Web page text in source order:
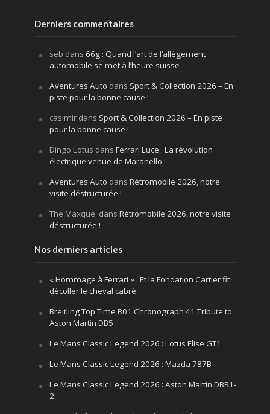
Derniers commentaires
seb dans 66g : Quand l’art de l’allègement
automobile se met à l’heure suisse
Aventures Auto dans Sport & Collection 2026 – En
piste pour la bonne cause !
casimirdans Sport & Collection 2026 – En piste
pour la bonne cause !
Dingo Lotus dans Ferrari Luce : La révolution
électrique venue de Maranello
Aventures Auto dans Rétromobile 2026, notre
visite déstructurée !
The Maxque. dans Rétromobile 2026, notre visite
déstructurée !
Nos derniers articles
« Hommage à Ferrari » : Et la Fondation Cartier fit
décoller le cheval cabré
Breitling Top Time B01 Chronograph 41 Tribute to
Aston Martin DB5
Le Mans Classic Legend 2026 : Lotus Elise GT1
Le Mans Classic Legend 2026 : Mazda 787B
Le Mans Classic Legend 2026 : Aston Martin DBR1-
2